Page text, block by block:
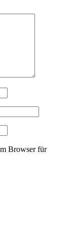
Browser für